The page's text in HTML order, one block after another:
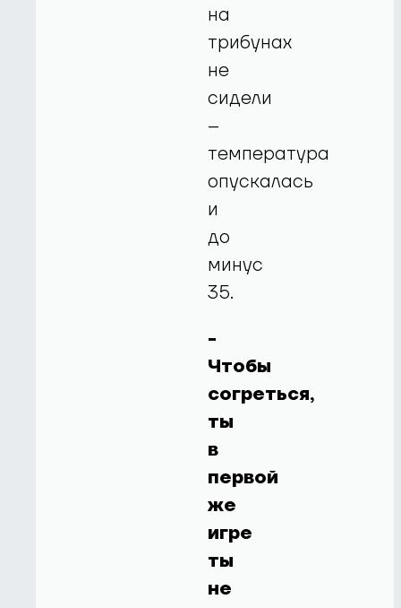
на
трибунах
не
сидели
–
температура
опускалась
и
до
минус
35.
-
Чтобы
согреться,
ты
в
первой
же
игре
ты
не